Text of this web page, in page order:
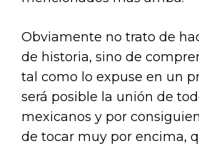
Obviamente no trato de
de historia, sino de
tal como lo expuse en un
será posible la unión de
mexicanos y por
de tocar muy por encima,